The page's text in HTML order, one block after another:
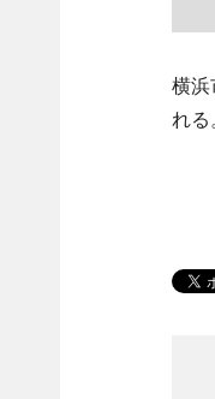
横浜
れる